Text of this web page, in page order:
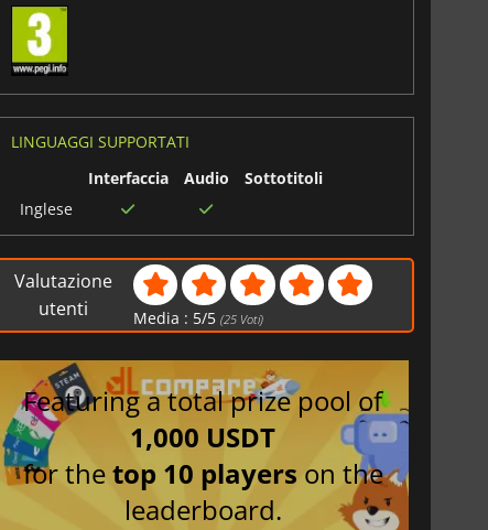
LINGUAGGI SUPPORTATI
Interfaccia
Audio
Sottotitoli
Inglese
Valutazione
utenti
Media : 5/5 (25 Voti)
Featuring a total prize pool of
1,000 USDT
for thetop 10 players on the
leaderboard.